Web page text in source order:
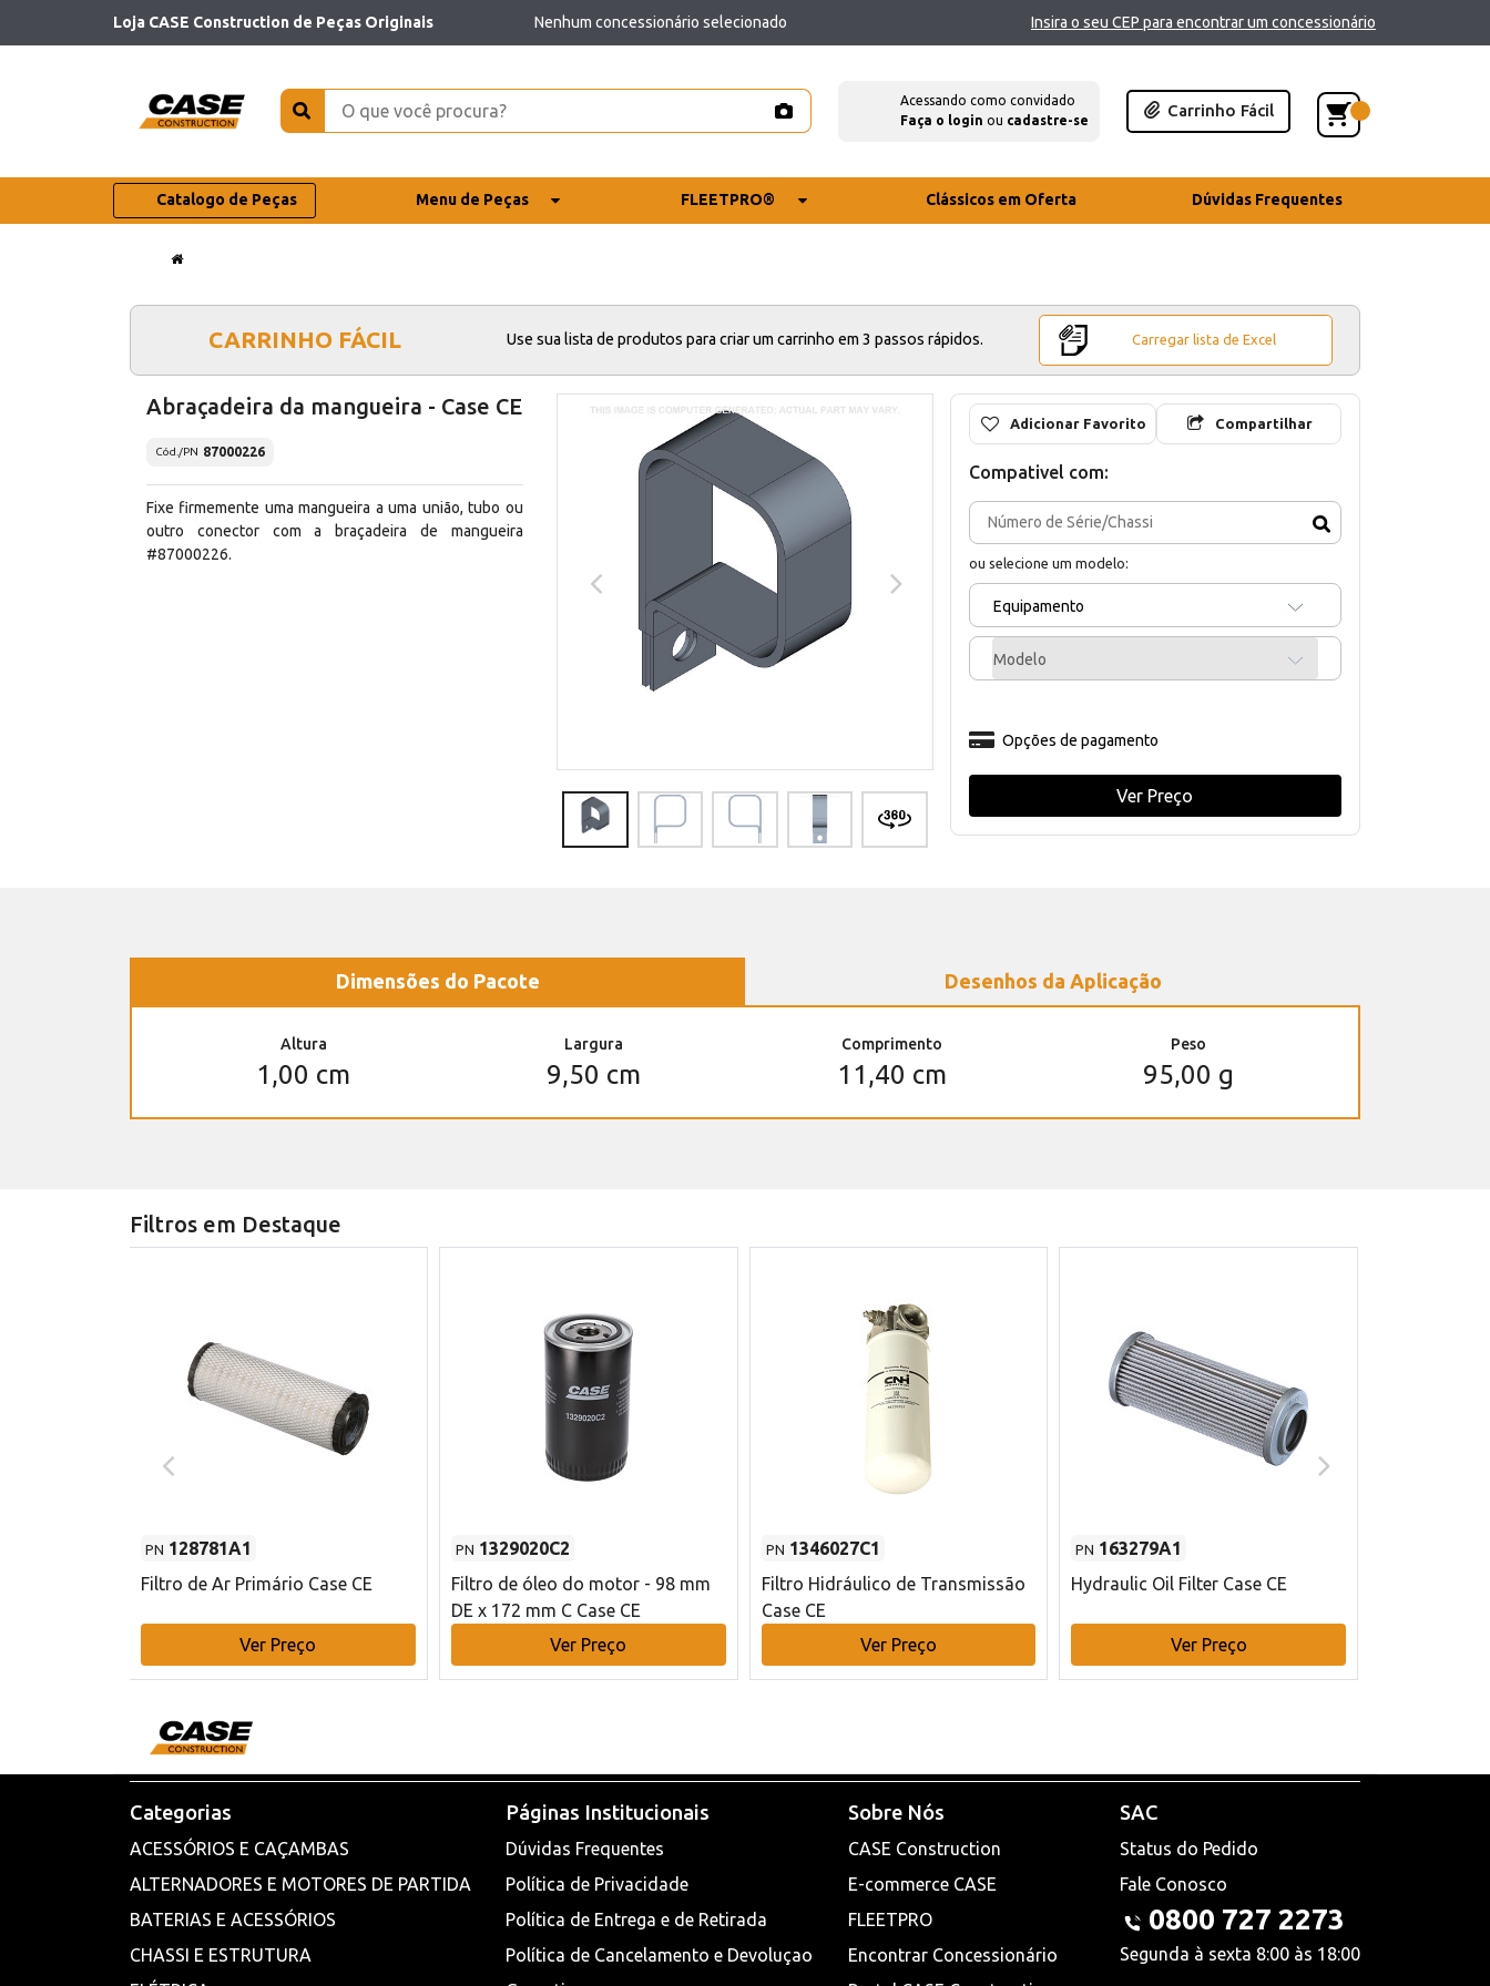
Loja CASE Construction de Peças Originais Nenhum concessionário selecionado Insira o seu CEP para encontrar um concessionário
Acessando como convidado
Faça o login ou cadastre-se
Carrinho Fácil
Catalogo de Peças Menu de Peças FLEETPRO® Clássicos em Oferta Dúvidas Frequentes
CARRINHO FÁCIL Use sua lista de produtos para criar um carrinho em 3 passos rápidos. Carregar lista de Excel
Abraçadeira da mangueira - Case CE
Cód./PN 87000226
Fixe firmemente uma mangueira a uma união, tubo ou
outro conector com a braçadeira de mangueira
#87000226.
Adicionar Favorito Compartilhar
Compativel com:
ou selecione um modelo:
Equipamento
Modelo
Opções de pagamento
Ver Preço
Dimensões do Pacote Desenhos da Aplicação
Altura
1,00 cm
Largura
9,50 cm
Comprimento
11,40 cm
Peso
95,00 g
Filtros em Destaque
PN 128781A1
Filtro de Ar Primário Case CE
Ver Preço
PN 1329020C2
Filtro de óleo do motor - 98 mm
DE x 172 mm C Case CE
Ver Preço
PN 1346027C1
Filtro Hidráulico de Transmissão
Case CE
Ver Preço
PN 163279A1
Hydraulic Oil Filter Case CE
Ver Preço
Categorias
ACESSÓRIOS E CAÇAMBAS
ALTERNADORES E MOTORES DE PARTIDA
BATERIAS E ACESSÓRIOS
CHASSI E ESTRUTURA
Páginas Institucionais
Dúvidas Frequentes
Política de Privacidade
Política de Entrega e de Retirada
Política de Cancelamento e Devoluçao
Sobre Nós
CASE Construction
E-commerce CASE
FLEETPRO
Encontrar Concessionário
SAC
Status do Pedido
Fale Conosco
0800 727 2273
Segunda à sexta 8:00 às 18:00